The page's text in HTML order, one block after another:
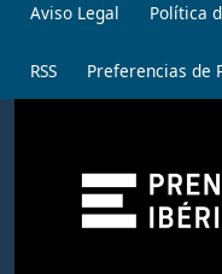
Aviso Legal Política
RSS Preferencias de